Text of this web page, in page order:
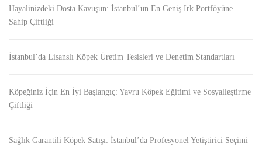
Hayalinizdeki Dosta Kavuşun: İstanbul’un En Geniş Irk Portföyüne
Sahip Çiftliği
İstanbul’da Lisanslı Köpek Üretim Tesisleri ve Denetim Standartları
Köpeğiniz İçin En İyi Başlangıç: Yavru Köpek Eğitimi ve Sosyalleştirme
Çiftliği
Sağlık Garantili Köpek Satışı: İstanbul’da Profesyonel Yetiştirici Seçimi